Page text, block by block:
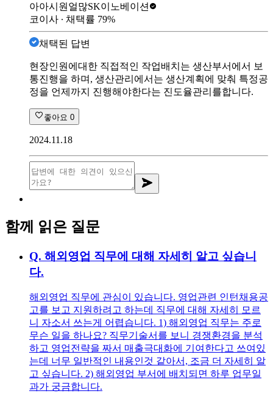
아아시원얼많SK이노베이션
코이사 ∙ 채택률 79%
채택된 답변
현장인원에대한 직접적인 작업배치는 생산부서에서 보
통진행을 하며, 생산관리에서는 생산계획에 맞춰 특정공
정을 언제까지 진행해야한다는 진도율관리를합니다.
좋아요 0
2024.11.18
함께 읽은 질문
Q. 해외영업 직무에 대해 자세히 알고 싶습니
다.
해외영업 직무에 관심이 있습니다. 영업관련 인턴채용공
고를 보고 지원하려고 하는데 직무에 대해 자세히 모르
니 자소서 쓰는게 어렵습니다. 1) 해외영업 직무는 주로
무슨 일을 하나요? 직무기술서를 보니 경쟁환경을 분석
하고 영업전략을 짜서 매출극대화에 기여한다고 쓰여있
는데 너무 일반적인 내용인것 같아서, 조금 더 자세히 알
고 싶습니다. 2) 해외영업 부서에 배치되면 하루 업무일
과가 궁금합니다.